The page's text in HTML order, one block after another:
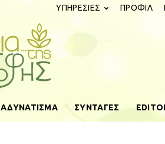
ΥΠΗΡΕΣΙΕΣ ΠΡΟΦΙΛ
ΑΔΥΝΑΤΙΣΜΑ ΣΥΝΤΑΓΕΣ